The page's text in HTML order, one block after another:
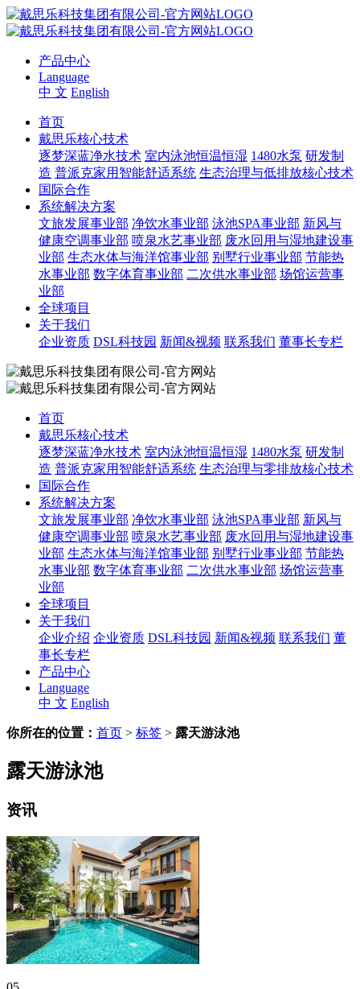
产品中心
Language
中 文 English
首页
戴思乐核心技术
逐梦深蓝净水技术 室内泳池恒温恒湿 1480水泵 研发制
造 普派克家用智能舒适系统 生态治理与低排放核心技术
国际合作
系统解决方案
文旅发展事业部 净饮水事业部 泳池SPA事业部 新风与
健康空调事业部 喷泉水艺事业部 废水回用与湿地建设事
业部 生态水体与海洋馆事业部 别墅行业事业部 节能热
水事业部 数字体育事业部 二次供水事业部 场馆运营事
业部
全球项目
关于我们
企业资质 DSL科技园 新闻&视频 联系我们 董事长专栏
首页
戴思乐核心技术
逐梦深蓝净水技术 室内泳池恒温恒湿 1480水泵 研发制
造 普派克家用智能舒适系统 生态治理与零排放核心技术
国际合作
系统解决方案
文旅发展事业部 净饮水事业部 泳池SPA事业部 新风与
健康空调事业部 喷泉水艺事业部 废水回用与湿地建设事
业部 生态水体与海洋馆事业部 别墅行业事业部 节能热
水事业部 数字体育事业部 二次供水事业部 场馆运营事
业部
全球项目
关于我们
企业介绍 企业资质 DSL科技园 新闻&视频 联系我们 董
事长专栏
产品中心
Language
中 文 English
你所在的位置： 首页 > 标签 > 露天游泳池
露天游泳池
资讯